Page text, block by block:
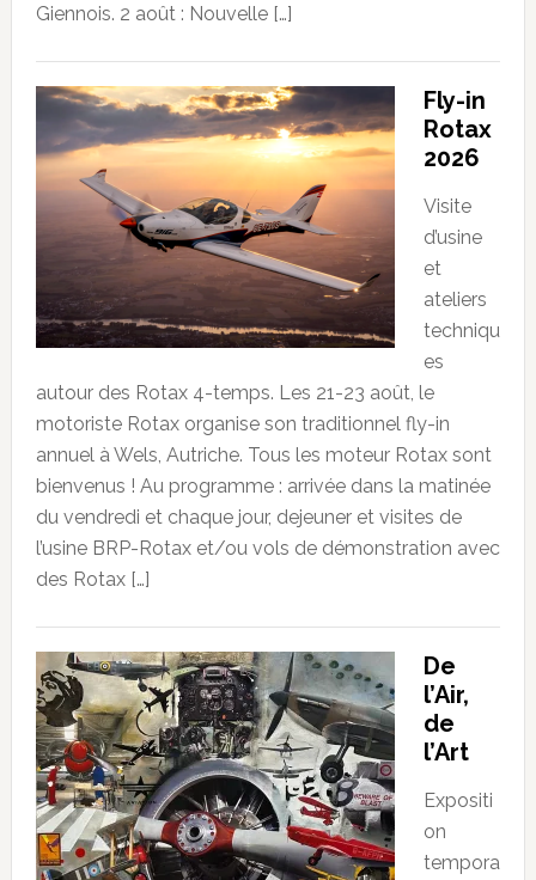
Giennois. 2 août : Nouvelle […]
Fly-in
Rotax
2026
Visite
d’usine
et
ateliers
techniqu
es
autour des Rotax 4-temps. Les 21-23 août, le
motoriste Rotax organise son traditionnel fly-in
annuel à Wels, Autriche. Tous les moteur Rotax sont
bienvenus ! Au programme : arrivée dans la matinée
du vendredi et chaque jour, dejeuner et visites de
l’usine BRP-Rotax et/ou vols de démonstration avec
des Rotax […]
De
l’Air,
de
l’Art
Expositi
on
tempora